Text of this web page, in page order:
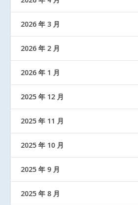
2026 年 3 月
2026 年 2 月
2026 年 1 月
2025 年 12 月
2025 年 11 月
2025 年 10 月
2025 年 9 月
2025 年 8 月